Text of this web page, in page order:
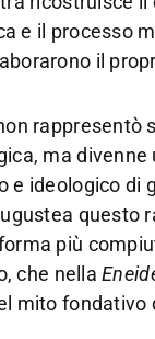
e il processo
il
rappresentò
ma divenne
e ideologico di
questo
più
che nella
mito fondativo